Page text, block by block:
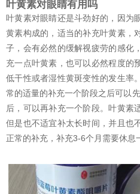
叶黄素对眼睛有用吗
叶黄素对眼睛还是斗劲好的，因为
黄素构成的，适当的补充叶黄素，
子，会有必然的缓解视疲劳的感化
充一点叶黄素，也可以必然程度的
低干性或者湿性黄斑变性的发生率
常的适量的补充一个阶段之后可以
后，可以再补充一个阶段。叶黄素
但是也不适宜补太长时间，并且也
正常的补充，补充3-6个月需要休息